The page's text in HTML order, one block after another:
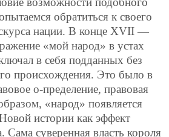
обратиться к своего
нации. В конце XVII —
«мой народ» в устах
в себя подданных без
происхождения. Это было в
о-пределение, правовая
«народ» появляется
истории как эффект
Сама суверенная власть короля